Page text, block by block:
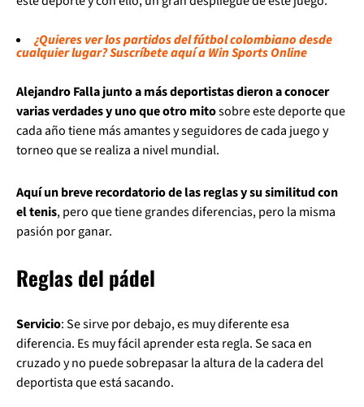
¿Quieres ver los partidos del fútbol colombiano desde
cualquier lugar? Suscríbete aquí a Win Sports Online
Alejandro Falla junto a más deportistas dieron a conocer
varias verdades y uno que otro mitosobre este deporte que
cada año tiene más amantes y seguidores de cada juego y
torneo que se realiza a nivel mundial.
Aquí un breve recordatorio de las reglas y su similitud con
el tenis, pero que tiene grandes diferencias, pero la misma
pasión por ganar.
Reglas del pádel
Servicio: Se sirve por debajo, es muy diferente esa
diferencia. Es muy fácil aprender esta regla. Se saca en
cruzado y no puede sobrepasar la altura de la cadera del
deportista que está sacando.